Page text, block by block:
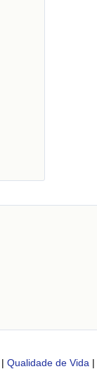
| Qualidade de Vida |